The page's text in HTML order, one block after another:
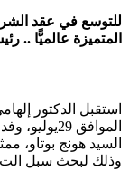
للتوسع في عقد
المتميزة عالميًّا ..
استقبل الدكتور
الموافق
السيد هونج بوتاو،
وذلك لبحث سبل الت